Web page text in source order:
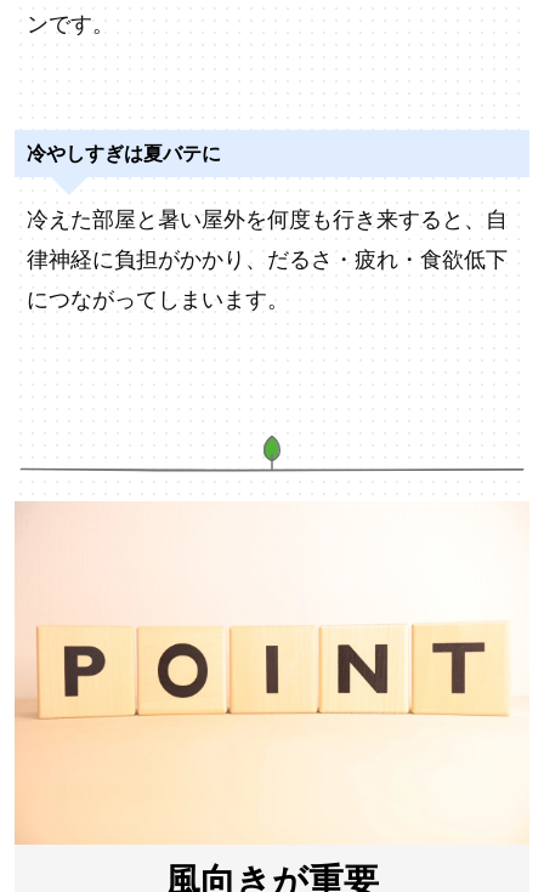
ンです。
冷やしすぎは夏バテに
冷えた部屋と暑い屋外を何度も行き来すると、自
律神経に負担がかかり、だるさ・疲れ・食欲低下
につながってしまいます。
風向きが重要